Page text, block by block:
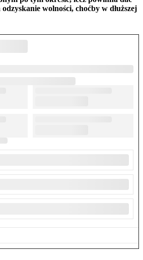
wolności, choćby w dłuższej